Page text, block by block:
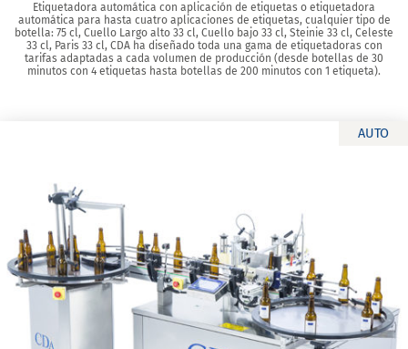
Etiquetadora automática con aplicación de etiquetas o etiquetadora
automática para hasta cuatro aplicaciones de etiquetas, cualquier tipo de
botella: 75 cl, Cuello Largo alto 33 cl, Cuello bajo 33 cl, Steinie 33 cl, Celeste
33 cl, Paris 33 cl, CDA ha diseñado toda una gama de etiquetadoras con
tarifas adaptadas a cada volumen de producción (desde botellas de 30
minutos con 4 etiquetas hasta botellas de 200 minutos con 1 etiqueta).
AUTO